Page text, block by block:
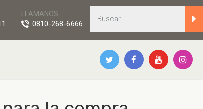
LLAMANOS
0810-268-6666